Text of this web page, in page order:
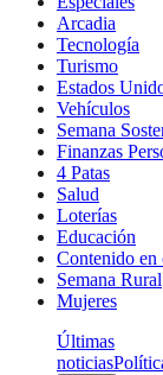
Arcadia
Tecnología
Turismo
Estados
Vehículos
Semana
Finanzas
4 Patas
Salud
Loterías
Educación
Contenido en
Semana Rural
Mujeres
Últimas
noticias